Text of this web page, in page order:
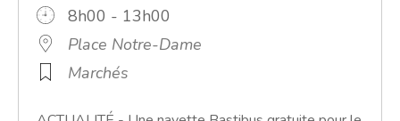
8h00 - 13h00
Place Notre-Dame
Marchés